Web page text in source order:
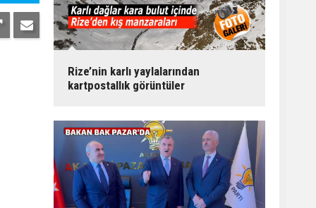
Rize’nin karlı yaylalarından
kartpostallık görüntüler